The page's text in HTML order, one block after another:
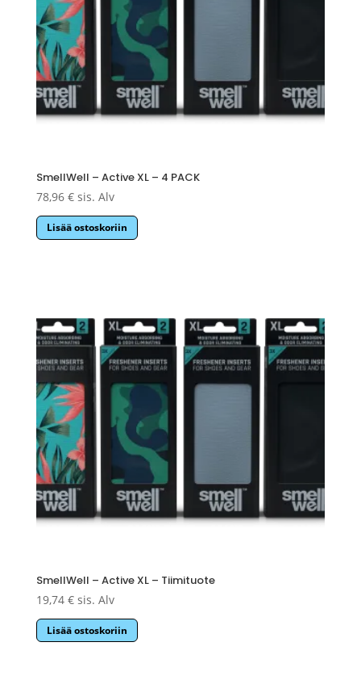
SmellWell – Active XL – 4 PACK
78,96 € sis. Alv
Lisää ostoskoriin
SmellWell – Active XL – Tiimituote
19,74 € sis. Alv
Lisää ostoskoriin